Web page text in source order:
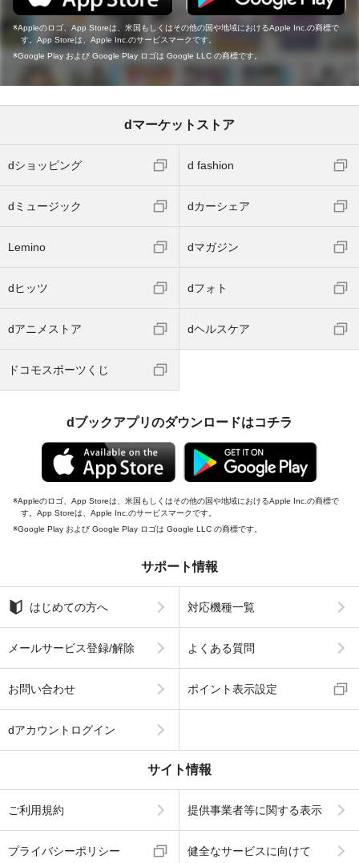
Appleのロゴ、App Storeは、米国もしくはその他の国や地域におけるApple Inc.の商標で
す。App Storeは、Apple Inc.のサービスマークです。
Google Play および Google Play ロゴは Google LLC の商標です。
dマーケットストア
dショッピング d fashion
dミュージック dカーシェア
Lemino dマガジン
dヒッツ dフォト
dアニメストア dヘルスケア
ドコモスポーツくじ
dブックアプリのダウンロードはコチラ
Appleのロゴ、App Storeは、米国もしくはその他の国や地域におけるApple Inc.の商標で
す。App Storeは、Apple Inc.のサービスマークです。
Google Play および Google Play ロゴは Google LLC の商標です。
サポート情報
はじめての方へ 対応機種一覧
メールサービス登録/解除 よくある質問
お問い合わせ ポイント表示設定
dアカウントログイン
サイト情報
ご利用規約 提供事業者等に関する表示
プライバシーポリシー 健全なサービスに向けて